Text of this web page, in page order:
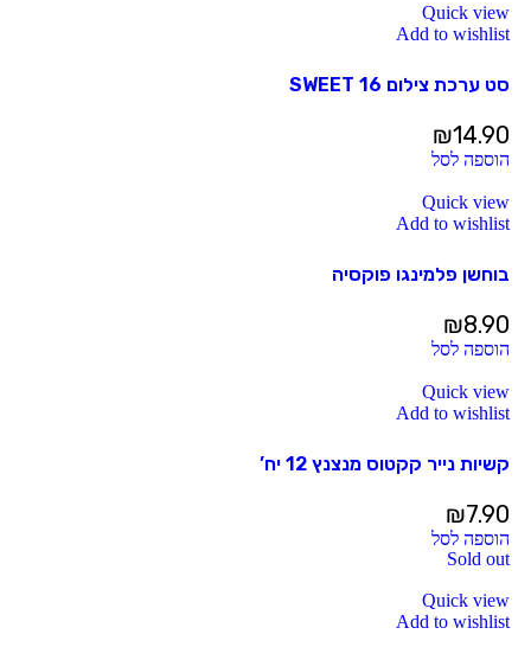
Quick view
Add to wishlist
סט ערכת צילום SWEET 16
₪14.90
הוספה לסל
Quick view
Add to wishlist
בוחשן פלמינגו פוקסיה
₪8.90
הוספה לסל
Quick view
Add to wishlist
קשיות נייר קקטוס מנצנץ 12 יח’
₪7.90
הוספה לסל
Sold out
Quick view
Add to wishlist